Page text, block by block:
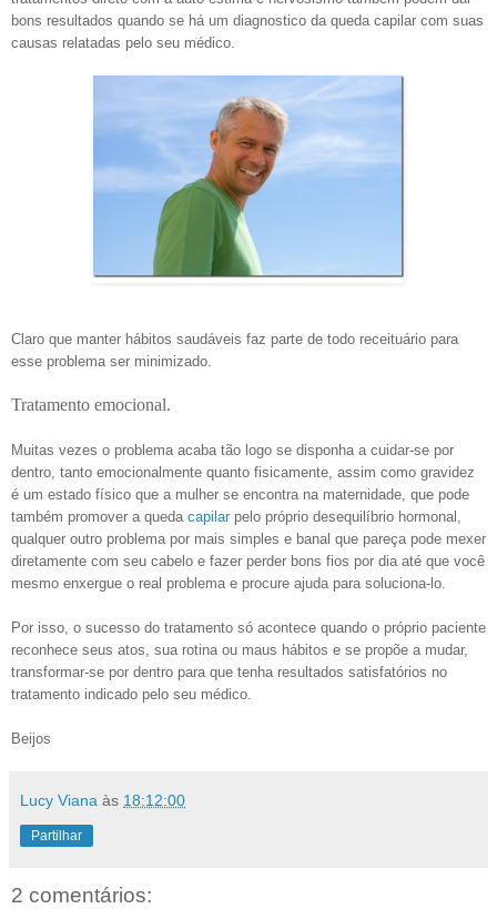
bons resultados quando se há um diagnostico da queda capilar com suas
causas relatadas pelo seu médico.
Claro que manter hábitos saudáveis faz parte de todo receituário para
esse problema ser minimizado.
Tratamento emocional.
Muitas vezes o problema acaba tão logo se disponha a cuidar-se por
dentro, tanto emocionalmente quanto fisicamente, assim como gravidez
é um estado físico que a mulher se encontra na maternidade, que pode
também promover a queda capilar pelo próprio desequilíbrio hormonal,
qualquer outro problema por mais simples e banal que pareça pode mexer
diretamente com seu cabelo e fazer perder bons fios por dia até que você
mesmo enxergue o real problema e procure ajuda para soluciona-lo.
Por isso, o sucesso do tratamento só acontece quando o próprio paciente
reconhece seus atos, sua rotina ou maus hábitos e se propõe a mudar,
transformar-se por dentro para que tenha resultados satisfatórios no
tratamento indicado pelo seu médico.
Beijos
Lucy Viana às 18:12:00
Partilhar
2 comentários: